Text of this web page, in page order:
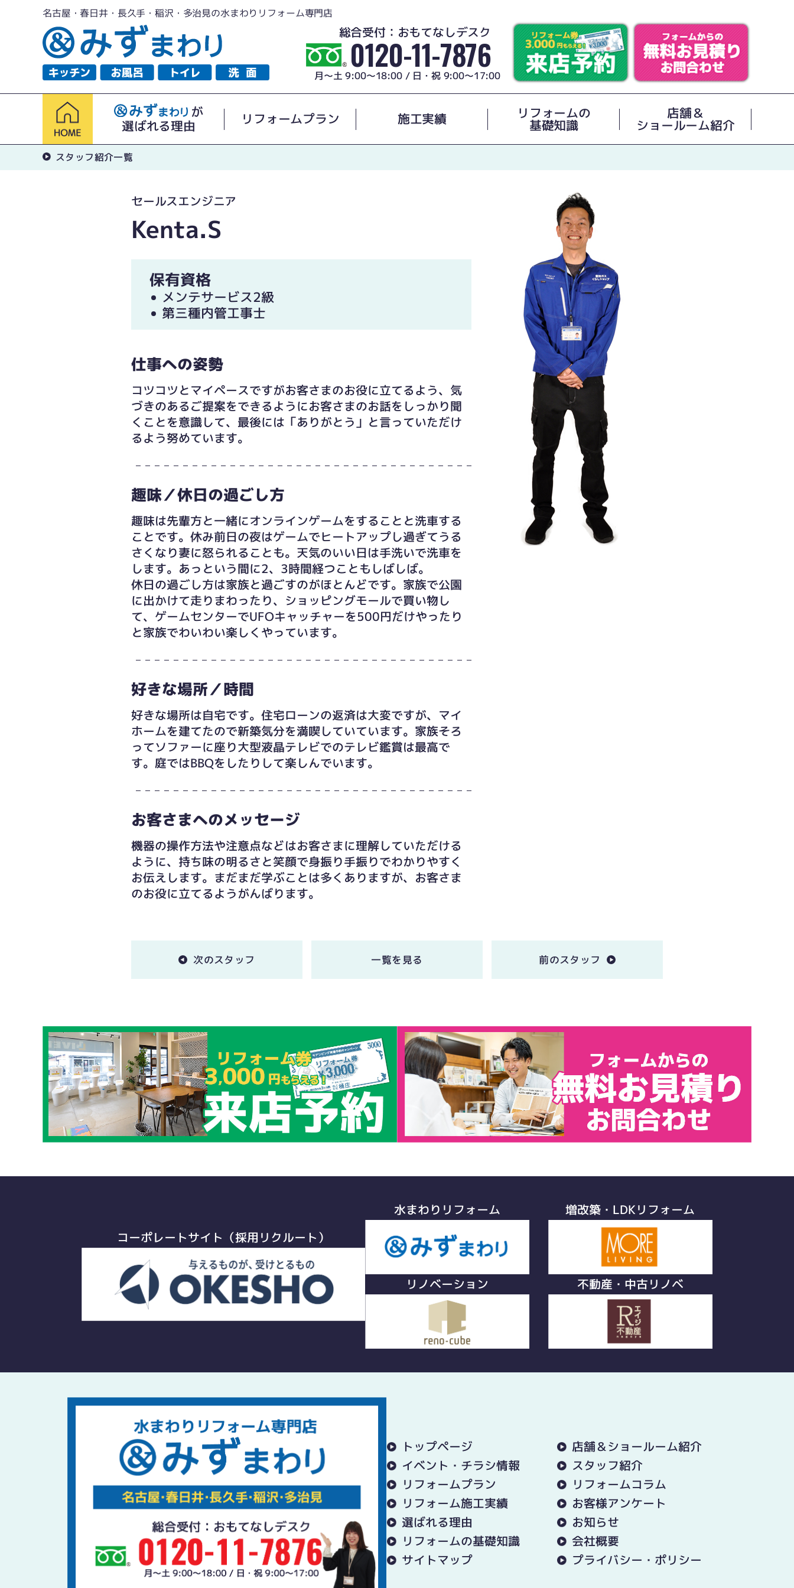
名古屋・春日井・長久手・稲沢・多治見の水まわりリフォーム専門店
総合受付：おもてなしデスク
0120-11-7876
月～土 9:00～18:00 / 日・祝 9:00～17:00
が
選ばれる理由
リフォームプラン 施工実績 リフォームの
基礎知識
店舗＆
ショールーム紹介
スタッフ紹介一覧
セールスエンジニア
Kenta.S
保有資格
メンテサービス2級
第三種内管工事士
仕事への姿勢
コツコツとマイペースですがお客さまのお役に立てるよう、気
づきのあるご提案をできるようにお客さまのお話をしっかり聞
くことを意識して、最後には「ありがとう」と言っていただけ
るよう努めています。
趣味／休日の過ごし方
趣味は先輩方と一緒にオンラインゲームをすることと洗車する
ことです。休み前日の夜はゲームでヒートアップし過ぎてうる
さくなり妻に怒られることも。天気のいい日は手洗いで洗車を
します。あっという間に2、3時間経つこともしばしば。
休日の過ごし方は家族と過ごすのがほとんどです。家族で公園
に出かけて走りまわったり、ショッピングモールで買い物し
て、ゲームセンターでUFOキャッチャーを500円だけやったり
と家族でわいわい楽しくやっています。
好きな場所／時間
好きな場所は自宅です。住宅ローンの返済は大変ですが、マイ
ホームを建てたので新築気分を満喫していています。家族そろ
ってソファーに座り大型液晶テレビでのテレビ鑑賞は最高で
す。庭ではBBQをしたりして楽しんでいます。
お客さまへのメッセージ
機器の操作方法や注意点などはお客さまに理解していただける
ように、持ち味の明るさと笑顔で身振り手振りでわかりやすく
お伝えします。まだまだ学ぶことは多くありますが、お客さま
のお役に立てるようがんばります。
次のスタッフ 一覧を見る 前のスタッフ
コーポレートサイト（採用リクルート）
水まわりリフォーム 増改築・LDKリフォーム
リノベーション 不動産・中古リノベ
トップページ
店舗＆ショールーム紹介
イベント・チラシ情報
スタッフ紹介
リフォームプラン
リフォームコラム
リフォーム施工実績
お客様アンケート
選ばれる理由
お知らせ
リフォームの基礎知識
会社概要
サイトマップ
プライバシー・ポリシー